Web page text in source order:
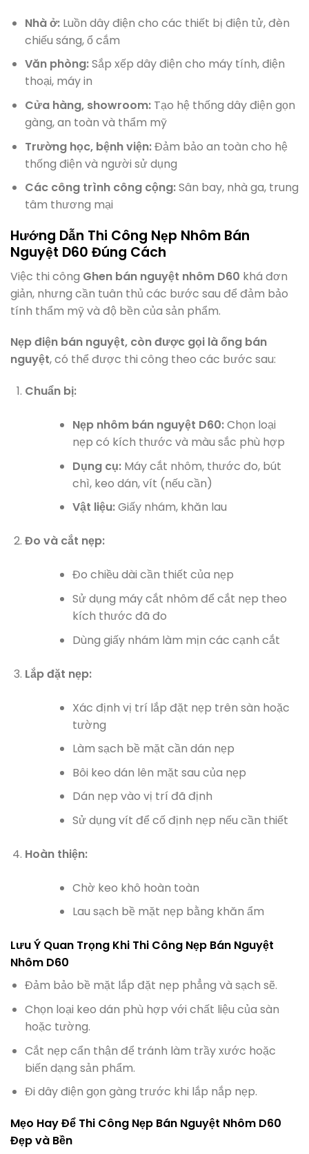
Nhà ở:Luồn dây điện cho các thiết bị điện tử, đèn
chiếu sáng, ổ cắm
Văn phòng:Sắp xếp dây điện cho máy tính, điện
thoại, máy in
Cửa hàng, showroom:Tạo hệ thống dây điện gọn
gàng, an toàn và thẩm mỹ
Trường học, bệnh viện:Đảm bảo an toàn cho hệ
thống điện và người sử dụng
Các công trình công cộng:Sân bay, nhà ga, trung
tâm thương mại
Hướng Dẫn Thi Công Nẹp Nhôm Bán
Nguyệt D60 Đúng Cách
Việc thi công Ghen bán nguyệt nhôm D60 khá đơn
giản, nhưng cần tuân thủ các bước sau để đảm bảo
tính thẩm mỹ và độ bền của sản phẩm.
Nẹp điện bán nguyệt, còn được gọi là ống bán
nguyệt, có thể được thi công theo các bước sau:
Chuẩn bị:
Nẹp nhôm bán nguyệt D60:Chọn loại
nẹp có kích thước và màu sắc phù hợp
Dụng cụ:Máy cắt nhôm, thước đo, bút
chì, keo dán, vít (nếu cần)
Vật liệu:Giấy nhám, khăn lau
Đo và cắt nẹp:
Đo chiều dài cần thiết của nẹp
Sử dụng máy cắt nhôm để cắt nẹp theo
kích thước đã đo
Dùng giấy nhám làm mịn các cạnh cắt
Lắp đặt nẹp:
Xác định vị trí lắp đặt nẹp trên sàn hoặc
tường
Làm sạch bề mặt cần dán nẹp
Bôi keo dán lên mặt sau của nẹp
Dán nẹp vào vị trí đã định
Sử dụng vít để cố định nẹp nếu cần thiết
Hoàn thiện:
Chờ keo khô hoàn toàn
Lau sạch bề mặt nẹp bằng khăn ẩm
Lưu Ý Quan Trọng Khi Thi Công Nẹp Bán Nguyệt
Nhôm D60
Đảm bảo bề mặt lắp đặt nẹp phẳng và sạch sẽ.
Chọn loại keo dán phù hợp với chất liệu của sàn
hoặc tường.
Cắt nẹp cẩn thận để tránh làm trầy xước hoặc
biến dạng sản phẩm.
Đi dây điện gọn gàng trước khi lắp nắp nẹp.
Mẹo Hay Để Thi Công Nẹp Bán Nguyệt Nhôm D60
Đẹp và Bền